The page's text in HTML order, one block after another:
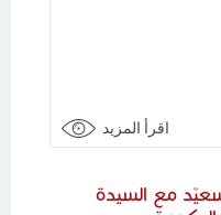
اقرأ المزيد
مع السيدة